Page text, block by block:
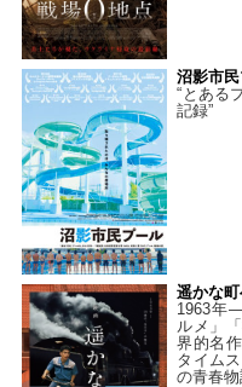
沼影市
“とある
記録”
遥かな
1963年
ルメ」
界的名
タイム
の青春物